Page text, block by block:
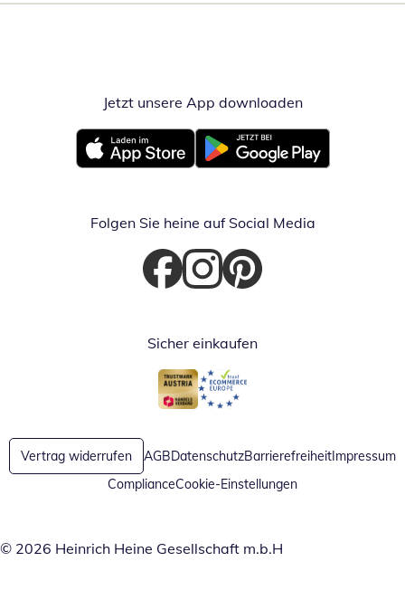
Jetzt unsere App downloadenÖffnet in
Öffnet in neuem FensterÖffnet in neuem Fenster
Folgen Sie heine auf Social Media
Öffnet in neuem Fenster
Öffnet in neuem Fenster
Öffnet in neuem Fenster
Sicher einkaufen
Öffnet in neuem Fenster
Öffnet in neuem Fenster
Vertrag widerrufen AGBDatenschutzBarrierefreiheitImpressum
ComplianceCookie-Einstellungen
© 2026 Heinrich Heine Gesellschaft m.b.H